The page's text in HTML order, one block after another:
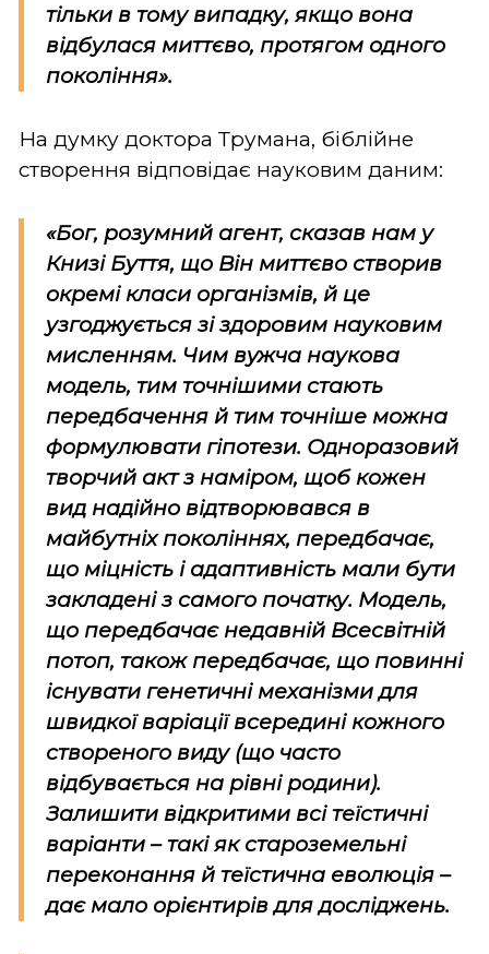
тільки в тому випадку, якщо вона
відбулася миттєво, протягом одного
покоління».
На думку доктора Трумана, біблійне
створення відповідає науковим даним:
«Бог, розумний агент, сказав нам у
Книзі Буття, що Він миттєво створив
окремі класи організмів, й це
узгоджується зі здоровим науковим
мисленням. Чим вужча наукова
модель, тим точнішими стають
передбачення й тим точніше можна
формулювати гіпотези. Одноразовий
творчий акт з наміром, щоб кожен
вид надійно відтворювався в
майбутніх поколіннях, передбачає,
що міцність і адаптивність мали бути
закладені з самого початку. Модель,
що передбачає недавній Всесвітній
потоп, також передбачає, що повинні
існувати генетичні механізми для
швидкої варіації всередині кожного
створеного виду (що часто
відбувається на рівні родини).
Залишити відкритими всі теїстичні
варіанти – такі як староземельні
переконання й теїстична еволюція –
дає мало орієнтирів для досліджень.